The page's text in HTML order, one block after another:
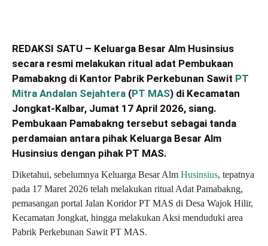
REDAKSI SATU – Keluarga Besar Alm Husinsius
secara resmi melakukan ritual adat Pembukaan
Pamabakng di Kantor Pabrik Perkebunan Sawit PT
Mitra Andalan Sejahtera (PT MAS) di Kecamatan
Jongkat-Kalbar, Jumat 17 April 2026, siang.
Pembukaan Pamabakng tersebut sebagai tanda
perdamaian antara pihak Keluarga Besar Alm
Husinsius dengan pihak PT MAS.
Diketahui, sebelumnya Keluarga Besar Alm Husinsius, tepatnya
pada 17 Maret 2026 telah melakukan ritual Adat Pamabakng,
pemasangan portal Jalan Koridor PT MAS di Desa Wajok Hilir,
Kecamatan Jongkat, hingga melakukan Aksi menduduki area
Pabrik Perkebunan Sawit PT MAS.